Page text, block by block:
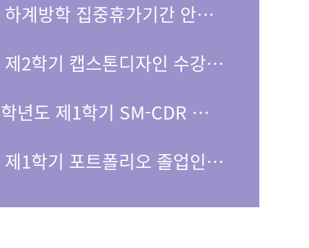
2026학년도 하계방학 집중휴가기간 안내(7/27~7/31)
2026학년도 제2학기 캡스톤디자인 수강 안내
[혁신] 2026학년도 제1학기 SM-CDR 나비오름 신청 및 변경 안내
2026학년도 제1학기 포트폴리오 졸업인증제 온라인 신청 및 졸업논문 제출 안내